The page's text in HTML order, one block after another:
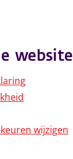
website
wijzigen